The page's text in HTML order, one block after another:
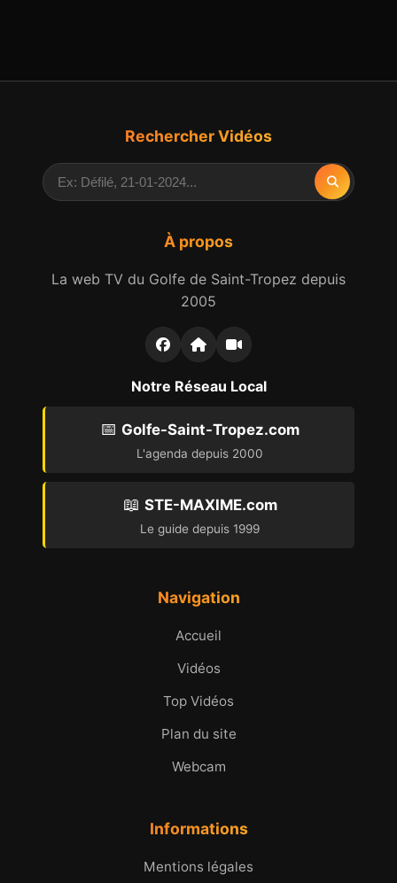
À propos
La web TV du Golfe de Saint-Tropez depuis
2005
Notre Réseau Local
📅 Golfe-Saint-Tropez.com
L'agenda depuis 2000
📖 STE-MAXIME.com
Le guide depuis 1999
Navigation
Accueil
Vidéos
Top Vidéos
Plan du site
Webcam
Informations
Mentions légales
Rechercher Vidéos